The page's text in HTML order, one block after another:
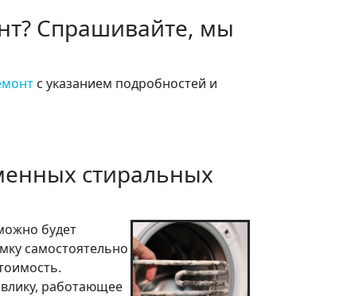
Спрашивайте, мы
с указанием подробностей и
стиральных
будет
самостоятельно
работающее